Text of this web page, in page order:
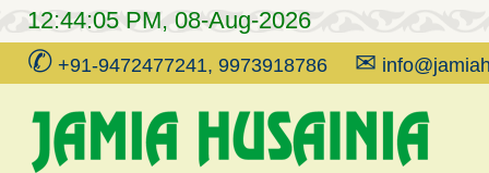
12:44:05 PM, 08-Aug-2026
✆ +91-9472477241, 9973918786 ✉